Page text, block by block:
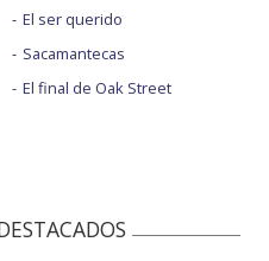
El ser querido
Sacamantecas
El final de Oak Street